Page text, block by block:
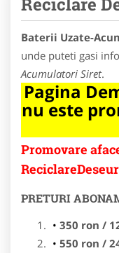
Baterii Uzate-
unde puteti gasi
Acumulatori Siret.
Pagina
nu este
Promovare
PRETURI
350 ron /
550 ron /